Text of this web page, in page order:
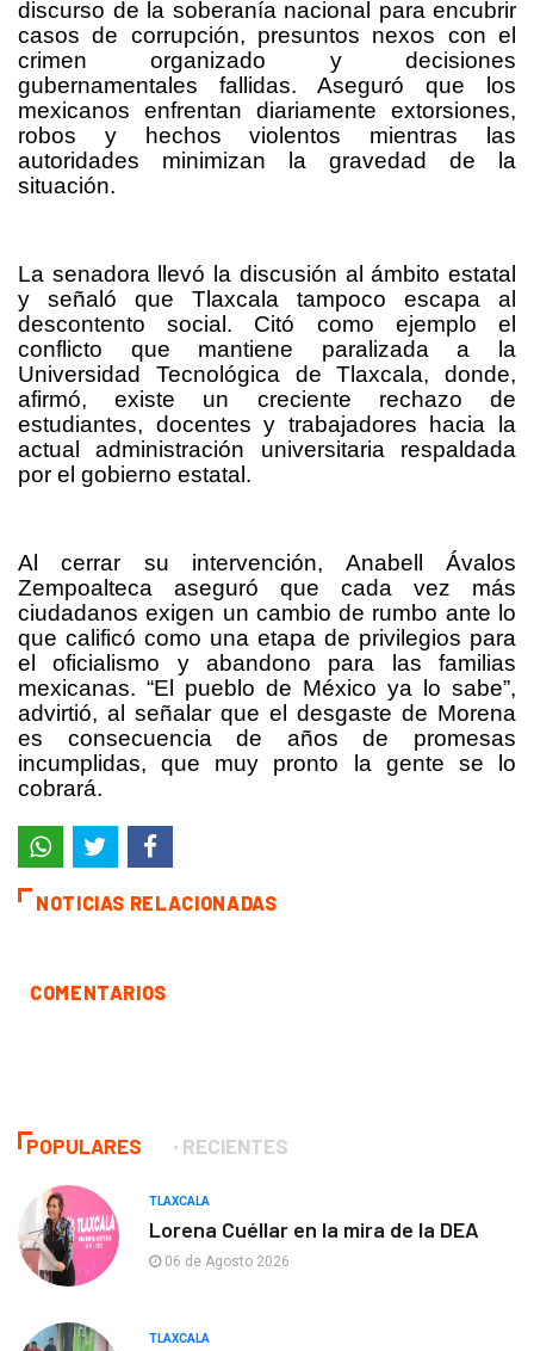
discurso de la soberanía nacional para encubrir
casos de corrupción, presuntos nexos con el
crimen organizado y decisiones
gubernamentales fallidas. Aseguró que los
mexicanos enfrentan diariamente extorsiones,
robos y hechos violentos mientras las
autoridades minimizan la gravedad de la
situación.
La senadora llevó la discusión al ámbito estatal
y señaló que Tlaxcala tampoco escapa al
descontento social. Citó como ejemplo el
conflicto que mantiene paralizada a la
Universidad Tecnológica de Tlaxcala, donde,
afirmó, existe un creciente rechazo de
estudiantes, docentes y trabajadores hacia la
actual administración universitaria respaldada
por el gobierno estatal.
Al cerrar su intervención, Anabell Ávalos
Zempoalteca aseguró que cada vez más
ciudadanos exigen un cambio de rumbo ante lo
que calificó como una etapa de privilegios para
el oficialismo y abandono para las familias
mexicanas. “El pueblo de México ya lo sabe”,
advirtió, al señalar que el desgaste de Morena
es consecuencia de años de promesas
incumplidas, que muy pronto la gente se lo
cobrará.
NOTICIAS RELACIONADAS
COMENTARIOS
POPULARES RECIENTES
TLAXCALA
Lorena Cuéllar en la mira de la DEA
06 de Agosto 2026
TLAXCALA